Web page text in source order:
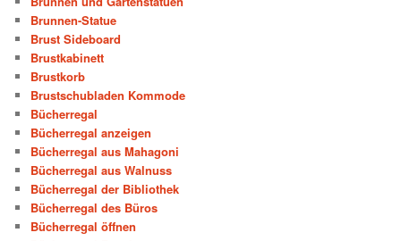
Brunnen-Statue
Brust Sideboard
Brustkabinett
Brustkorb
Brustschubladen Kommode
Bücherregal
Bücherregal anzeigen
Bücherregal aus Mahagoni
Bücherregal aus Walnuss
Bücherregal der Bibliothek
Bücherregal des Büros
Bücherregal öffnen